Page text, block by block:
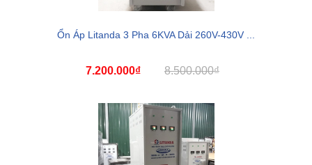
Ổn Áp Litanda 3 Pha 6KVA Dải 260V-430V ...
7.200.000₫ 8.500.000₫